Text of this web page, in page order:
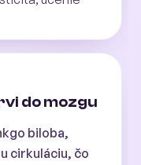
do mozgu
biloba,
cirkuláciu, čo